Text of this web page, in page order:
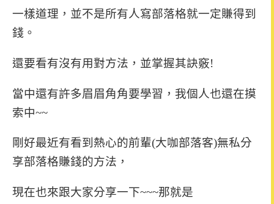
一樣道理， 並不是所有人寫部落格就一定賺得到
錢。
還要看有沒有用對方法，並掌握其訣竅!
當中還有許多眉眉角角要學習， 我個人也還在摸
索中~~
剛好最近有看到熱心的前輩(大咖部落客)無私分
享部落格賺錢的方法，
現在也來跟大家分享一下~~~那就是